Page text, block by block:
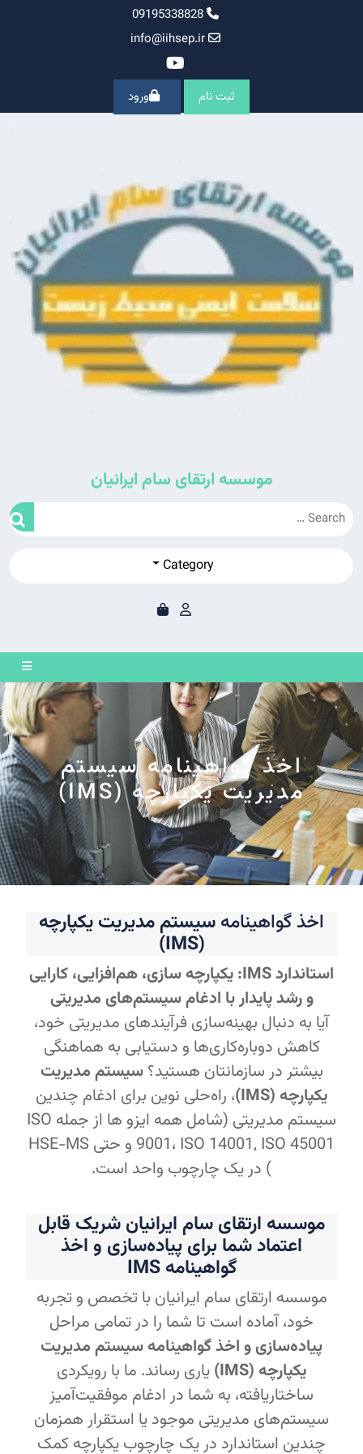
09195338828
info@iihsep.ir
ثبت نام ورود
موسسه ارتقای سام ایرانیان
Category
اخذ گواهینامه سیستم
مدیریت یکپارچه (IMS)
اخذ گواهینامهسیستم مدیریت یکپارچه
(IMS)
استاندارد IMS: یکپارچه سازی، هم‌افزایی، کارایی
و رشد پایدار با ادغام سیستم‌های مدیریتی
آیا به دنبال بهینه‌سازی فرآیندهای مدیریتی خود،
کاهش دوباره‌کاری‌ها و دستیابی به هماهنگی
بیشتر در سازمانتان هستید؟سیستم مدیریت
یکپارچه (IMS)
، راه‌حلی نوین برای ادغام چندین
سیستم مدیریتی (شامل همه ایزو ها از جمله ISO
9001، ISO 14001, ISO 45001 و حتی HSE-MS
) در یک چارچوب واحد است.
موسسه ارتقای سام ایرانیان شریک قابل
اعتماد شما برای پیاده‌سازی و اخذ
گواهینامه IMS
موسسه ارتقای سام ایرانیان با تخصص و تجربه
خود، آماده است تا شما را در تمامی مراحل
پیاده‌سازی و اخذ گواهینامه سیستم مدیریت
یکپارچه (IMS)
یاری رساند. ما با رویکردی
ساختاریافته، به شما در ادغام موفقیت‌آمیز
سیستم‌های مدیریتی موجود یا استقرار همزمان
چندین استاندارد در یک چارچوب یکپارچه کمک